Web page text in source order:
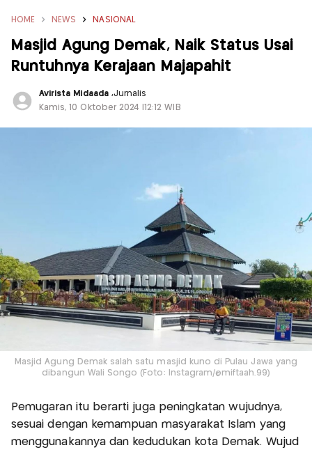
HOME NEWS NASIONAL
Masjid Agung Demak, Naik Status Usai
Runtuhnya Kerajaan Majapahit
Avirista Midaada ,Jurnalis
Kamis, 10 Oktober 2024 |12:12 WIB
Masjid Agung Demak salah satu masjid kuno di Pulau Jawa yang
dibangun Wali Songo (Foto: Instagram/@miftaah.99)
Pemugaran itu berarti juga peningkatan wujudnya,
sesuai dengan kemampuan masyarakat Islam yang
menggunakannya dan kedudukan kota Demak. Wujud